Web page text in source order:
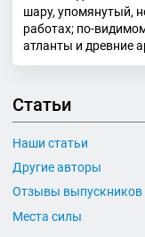
шару, упомянутый,
работах; по-
атланты и древние
Статьи
Наши статьи
Другие авторы
Отзывы выпускников
Места силы